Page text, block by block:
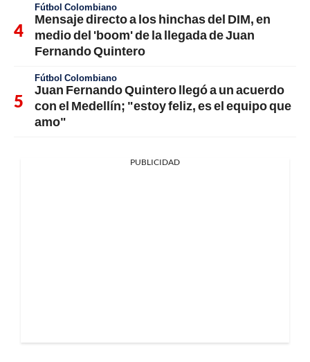
Fútbol Colombiano
Mensaje directo a los hinchas del DIM, en
medio del 'boom' de la llegada de Juan
Fernando Quintero
Fútbol Colombiano
Juan Fernando Quintero llegó a un acuerdo
con el Medellín; "estoy feliz, es el equipo que
amo"
PUBLICIDAD